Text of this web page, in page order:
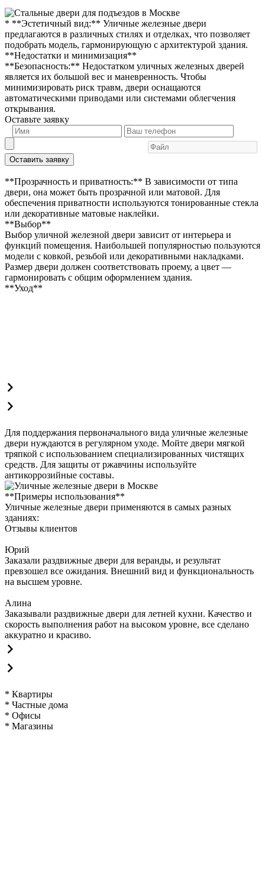
* **Эстетичный вид:** Уличные железные двери
предлагаются в различных стилях и отделках, что позволяет
подобрать модель, гармонирующую с архитектурой здания.
**Недостатки и минимизация**
**Безопасность:** Недостатком уличных железных дверей
является их большой вес и маневренность. Чтобы
минимизировать риск травм, двери оснащаются
автоматическими приводами или системами облегчения
открывания.
Оставьте заявку
Оставить заявку
**Прозрачность и приватность:** В зависимости от типа
двери, она может быть прозрачной или матовой. Для
обеспечения приватности используются тонированные стекла
или декоративные матовые наклейки.
**Выбор**
Выбор уличной железной двери зависит от интерьера и
функций помещения. Наибольшей популярностью пользуются
модели с ковкой, резьбой или декоративными накладками.
Размер двери должен соответствовать проему, а цвет —
гармонировать с общим оформлением здания.
**Уход**
Для поддержания первоначального вида уличные железные
двери нуждаются в регулярном уходе. Мойте двери мягкой
тряпкой с использованием специализированных чистящих
средств. Для защиты от ржавчины используйте
антикоррозийные составы.
**Примеры использования**
Уличные железные двери применяются в самых разных
зданиях:
Отзывы клиентов
Юрий
Заказали раздвижные двери для веранды, и результат
превзошел все ожидания. Внешний вид и функциональность
на высшем уровне.
Алина
Заказывали раздвижные двери для летней кухни. Качество и
скорость выполнения работ на высоком уровне, все сделано
аккуратно и красиво.
* Квартиры
* Частные дома
* Офисы
* Магазины